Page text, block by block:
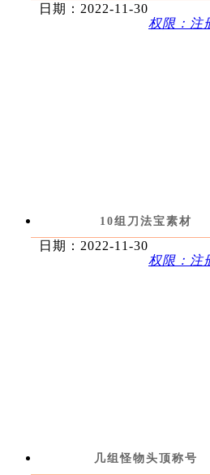
权限：
日期：2022-11-30
10组刀法宝素材
权限：
日期：2022-11-30
几组怪物头顶称号